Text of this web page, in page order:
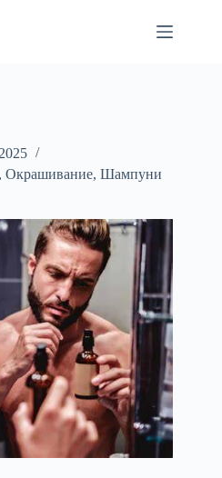
, Окрашивание, Шампуни